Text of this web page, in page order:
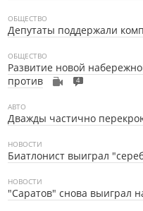
ОБЩЕСТВО
Депутаты поддержали
ОБЩЕСТВО
Развитие новой
против
4
АВТО
Дважды частично
НОВОСТИ
Биатлонист выиграл
НОВОСТИ
"Саратов" снова выиграл